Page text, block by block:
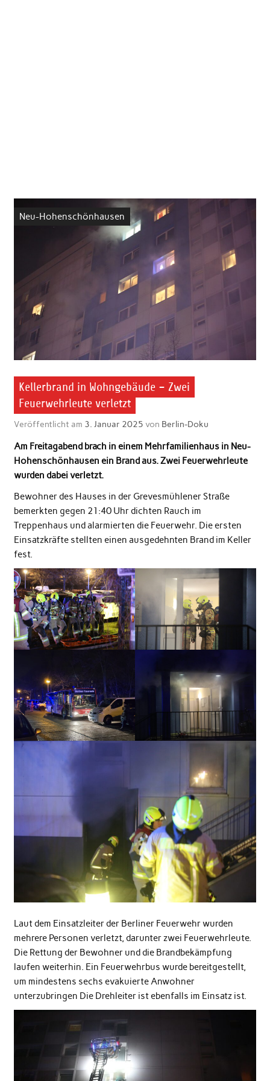
Neu-Hohenschönhausen
Kellerbrand in Wohngebäude – Zwei
Feuerwehrleute verletzt
Veröffentlicht am 3. Januar 2025 von Berlin-Doku
Am Freitagabend brach in einem Mehrfamilienhaus in Neu-
Hohenschönhausen ein Brand aus. Zwei Feuerwehrleute
wurden dabei verletzt.
Bewohner des Hauses in der Grevesmühlener Straße
bemerkten gegen 21:40 Uhr dichten Rauch im
Treppenhaus und alarmierten die Feuerwehr. Die ersten
Einsatzkräfte stellten einen ausgedehnten Brand im Keller
fest.
Laut dem Einsatzleiter der Berliner Feuerwehr wurden
mehrere Personen verletzt, darunter zwei Feuerwehrleute.
Die Rettung der Bewohner und die Brandbekämpfung
laufen weiterhin. Ein Feuerwehrbus wurde bereitgestellt,
um mindestens sechs evakuierte Anwohner
unterzubringen Die Drehleiter ist ebenfalls im Einsatz ist.